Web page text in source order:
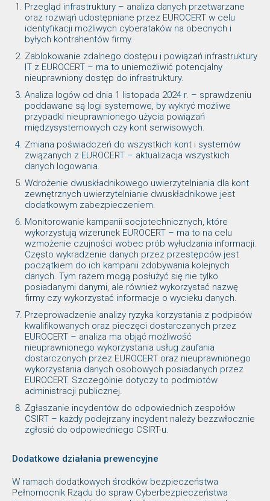
Przegląd infrastruktury – analiza danych przetwarzane
oraz rozwiąń udostępniane przez EUROCERT w celu
identyfikacji możliwych cyberataków na obecnych i
byłych kontrahentów firmy.
Zablokowanie zdalnego dostępu i powiązań infrastruktury
IT z EUROCERT – ma to uniemożliwić potencjalny
nieuprawniony dostęp do infrastruktury.
Analiza logów od dnia 1 listopada 2024 r. – sprawdzeniu
poddawane są logi systemowe, by wykryć możliwe
przypadki nieuprawnionego użycia powiązań
międzysystemowych czy kont serwisowych.
Zmiana poświadczeń do wszystkich kont i systemów
związanych z EUROCERT – aktualizacja wszystkich
danych logowania.
Wdrożenie dwuskładnikowego uwierzytelniania dla kont
zewnętrznych uwierzytelnianie dwuskładnikowe jest
dodatkowym zabezpieczeniem.
Monitorowanie kampanii socjotechnicznych, które
wykorzystują wizerunek EUROCERT – ma to na celu
wzmożenie czujności wobec prób wyłudzania informacji.
Często wykradzenie danych przez przestępców jest
początkiem do ich kampanii zdobywania kolejnych
danych. Tym razem mogą posłużyć się nie tylko
posiadanymi danymi, ale również wykorzystać nazwę
firmy czy wykorzystać informacje o wycieku danych.
Przeprowadzenie analizy ryzyka korzystania z podpisów
kwalifikowanych oraz pieczęci dostarczanych przez
EUROCERT – analiza ma objąć możliwość
nieuprawnionego wykorzystania usług zaufania
dostarczonych przez EUROCERT oraz nieuprawnionego
wykorzystania danych osobowych posiadanych przez
EUROCERT. Szczególnie dotyczy to podmiotów
administracji publicznej.
Zgłaszanie incydentów do odpowiednich zespołów
CSIRT – każdy podejrzany incydent należy bezzwłocznie
zgłosić do odpowiedniego CSIRT-u.
Dodatkowe działania prewencyjne
W ramach dodatkowych środków bezpieczeństwa
Pełnomocnik Rządu do spraw Cyberbezpieczeństwa